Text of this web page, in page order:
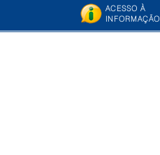
ACESSO À
INFORMAÇÃO